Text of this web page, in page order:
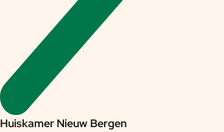
Huiskamer Nieuw Bergen